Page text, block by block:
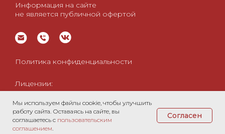
- Выписка на 05.02.2026
Лицензии:
Политика конфиденциальности
Информация на сайте
не является публичной офертой
Мы используем файлы cookie, чтобы улучшить
работу сайта. Оставаясь на сайте, вы
соглашаетесь с пользовательским
соглашением.
Согласен